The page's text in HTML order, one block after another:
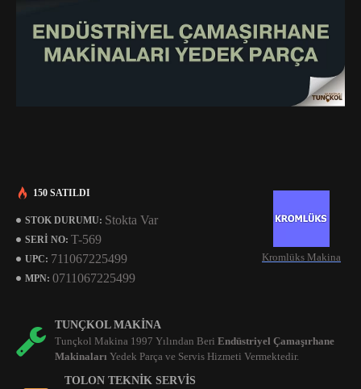
STOK DURUMU: Stokta Var
SERI NO: T-569
UPC: 711067225499
MPN: 0711067225499
Kromlüks Makina
150 SATILDI
TUNÇKOL MAKINA
Tunçkol Makina 1997 Yılından Beri Endüstriyel Çamaşırhane
Makinaları Yedek Parça ve Servis Hizmeti Vermektedir.
TOLON TEKNIK SERVIS